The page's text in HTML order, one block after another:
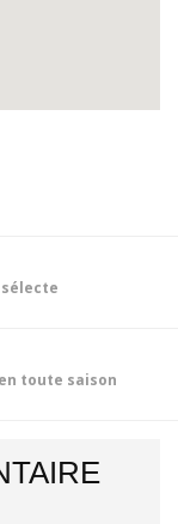
sélecte
toute saison